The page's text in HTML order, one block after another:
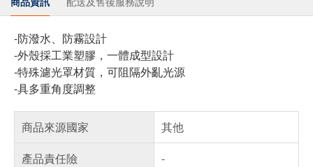
-防潑水、防霧設計
-外殼採工業塑膠，一體成型設計
-特殊濾光罩材質，可阻隔外亂光源
-具多重角度調整
商品來源國家
其他
產品責任險
-